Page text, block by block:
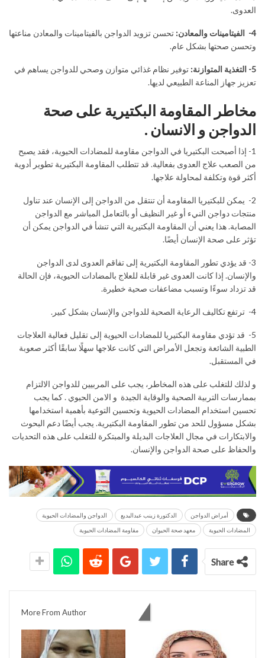
العدوى.
4- الفيتامينات والمعادن:
تحسن تزويد الدواجن بالفيتامينات والمعادن مناعتها
وتحسن صحتها بشكل عام.
5- التغذية المتوازنة:
توفير نظام غذائي متوازن وصحي للدواجن يساهم في
تعزيز جهاز المناعة الطبيعي لديها.
مخاطر المقاومة البكتيرية على صحة
الدواجن و الانسان .
1- إذا أصبحت البكتيريا في الدواجن مقاومة للمضادات الحيوية، فقد يصبح
من الصعب علاج العدوى بفعالية. قد تتطلب المقاومة البكتيرية تطوير أدوية
أكثر قوة وتكلفة لمحاولة علاجها.
2- يمكن للبكتيريا المقاومة أن تنتقل من الدواجن إلى الإنسان عند تناول
منتجات دواجن النيء أو غير النظيف أو بالتعامل المباشر مع الدواجن
المصابة. هذا يعني أن المقاومة البكتيرية التي تنشأ في الدواجن يمكن أن
تؤثر على صحة الإنسان أيضًا.
3- قد يؤدي تطور المقاومة البكتيرية إلى تفاقم العدوى لدى الدواجن
والإنسان. إذا كانت العدوى غير قابلة للعلاج بالمضادات الحيوية، فإن الحالة
قد تزداد سوءًا وتسبب مضاعفات صحية خطيرة.
4- ترتفع تكاليف الرعاية الصحية للدواجن والإنسان بشكل كبير.
5- قد تؤدي مقاومة البكتيريا للمضادات الحيوية إلى تقليل فعالية العلاجات
الطبية الشائعة وتجعل الأمراض التي كانت علاجها سهلًا سابقًا أكثر صعوبة
في المستقبل.
و لذلك للتغلب على هذه المخاطر، يجب على المربيين للدواجن الالتزام
بممارسات التربية الصحية والوقاية الجيدة و الامن الحيوي . كما يجب
تحسين استخدام المضادات الحيوية وتحسين التوعية بأهمية استخدامها
بشكل مسؤول للحد من تطور المقاومة البكتيرية. يجب أيضًا دعم البحوث
والابتكارات في مجال العلاجات البديلة والمبتكرة للتغلب على هذه التحديات
والحفاظ على صحة الدواجن والإنسان.
أمراض الدواجن الدكتورة زينب عبدالبديع الدواجن والمضادات الحيوية
المضادات الحيوية معهد صحة الحيوان مقاومة المضادات الحيوية
Share
More From Author